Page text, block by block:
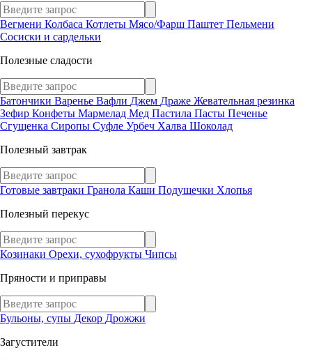
Вегмени Колбаса Котлеты Мясо/Фарш Паштет Пельмени
Сосиски и сардельки
Полезные сладости
Батончики Варенье Вафли Джем Драже Жевательная резинка
Зефир Конфеты Мармелад Мед Пастила Пасты Печенье
Сгущенка Сиропы Суфле Урбеч Халва Шоколад
Полезный завтрак
Готовые завтраки Гранола Каши Подушечки Хлопья
Полезный перекус
Козинаки Орехи, сухофрукты Чипсы
Пряности и приправы
Бульоны, супы Декор Дрожжи
Загустители